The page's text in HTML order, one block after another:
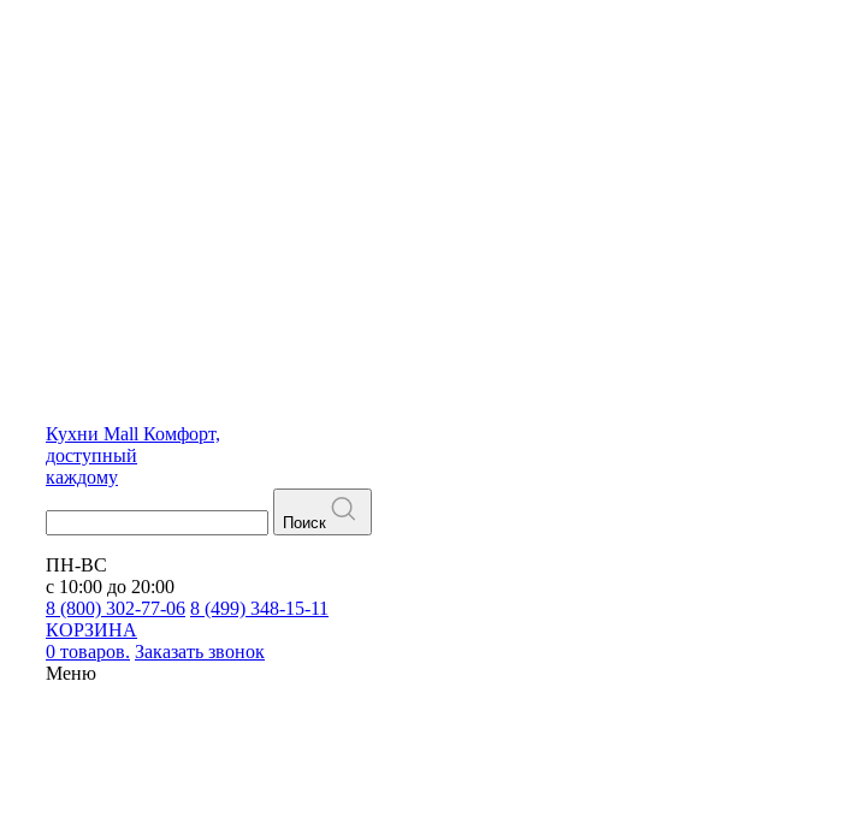
Кухни Mall Комфорт,
доступный
каждому
Поиск
ПН-ВС
с 10:00 до 20:00
8 (800) 302-77-06 8 (499) 348-15-11
КОРЗИНА
0 товаров. Заказать звонок
Меню